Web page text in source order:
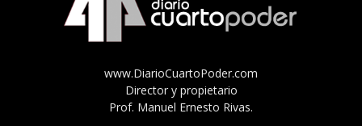
www.DiarioCuartoPoder.com
Director y propietario
Prof. Manuel Ernesto Rivas.